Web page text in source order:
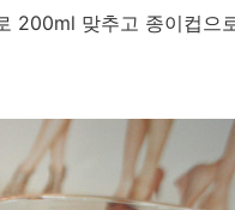
200ml 맞추고 종이컵으